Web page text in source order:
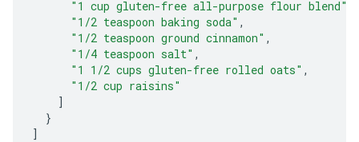
"1 cup gluten-free all-purpose flour blend"
"1/2 teaspoon baking soda" ,
"1/2 teaspoon ground cinnamon" ,
"1/4 teaspoon salt" ,
"1 1/2 cups gluten-free rolled oats" ,
"1/2 cup raisins"
]
}
]